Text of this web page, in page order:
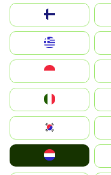
United Kingdom
Magyarország
South Korea